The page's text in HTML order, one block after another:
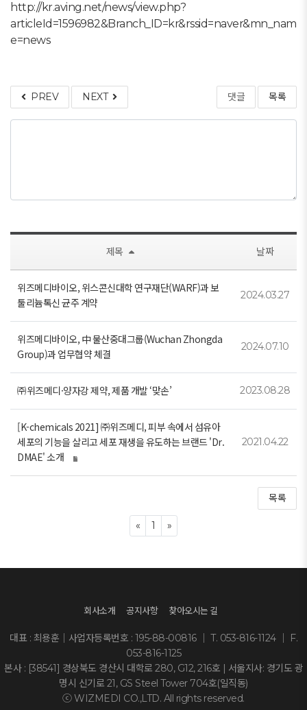
http://kr.aving.net/news/view.php?
articleId=1596982&Branch_ID=kr&rssid=naver&mn_nam
e=news
PREV NEXT 댓글 목록
제목 날짜
위즈메디바이오, 위스콘신대학 연구재단(WARF)과 보
툴리늄톡신 균주 계약
2024.03.27
위즈메디바이오, 中 물산중대그룹(Wuchan Zhongda
Group)과 업무협약 체결
2024.07.10
㈜위즈메디·양자강 제약, 제품 개발 ‘맞손’ 2023.08.28
[K-chemicals 2021] ㈜위즈메디, 피부 속에서 섬유아
세포의 기능을 살리고 세포 재생을 유도하는 브랜드 'Dr.
DMAE' 소개
2021.04.22
목록
«Previous
1 »Next
회사소개 공지사항 찾아오시는 길
대표 : 최용훈｜사업자등록번호 : 195-88-00816 ｜ T. 053-816-1124 ｜ F.
053-816-1125
본사 : [38541] 경상북도 경산시 대학로 280, G12, 216호 | 서울지사: 경기도 광
명시 신기로 21, GS Steel Tower 704호(일직동)
ⓒ WIZMEDI CO.,LTD. All rights reserved.